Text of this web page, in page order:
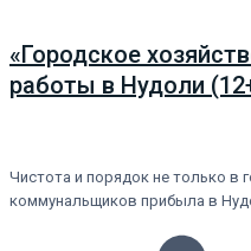
«Городское
работы в Нудоли
Чистота и порядок не только в
коммунальщиков прибыла в